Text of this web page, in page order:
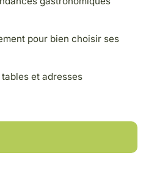
pour bien choisir ses
et adresses